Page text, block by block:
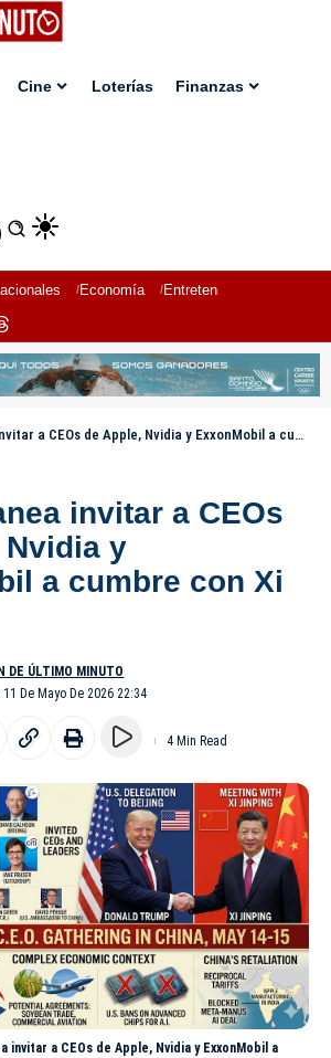
Cine Loterías Finanzas
Economía Entretenimiento
CEOs de Apple, Nvidia y ExxonMobil a cumbre con Xi en China
invitar a CEOs
Nvidia y
a cumbre con Xi
De Mayo De 2026 22:34
DE ÚLTIMO MINUTO
4 Min Read
invitar a CEOs de Apple, Nvidia y ExxonMobil a